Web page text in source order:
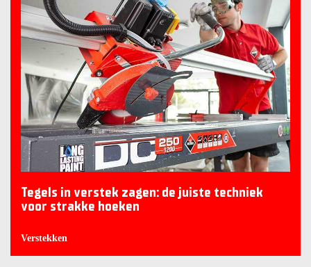
Tegels in verstek zagen: de juiste techniek
voor strakke hoeken
Verstekken